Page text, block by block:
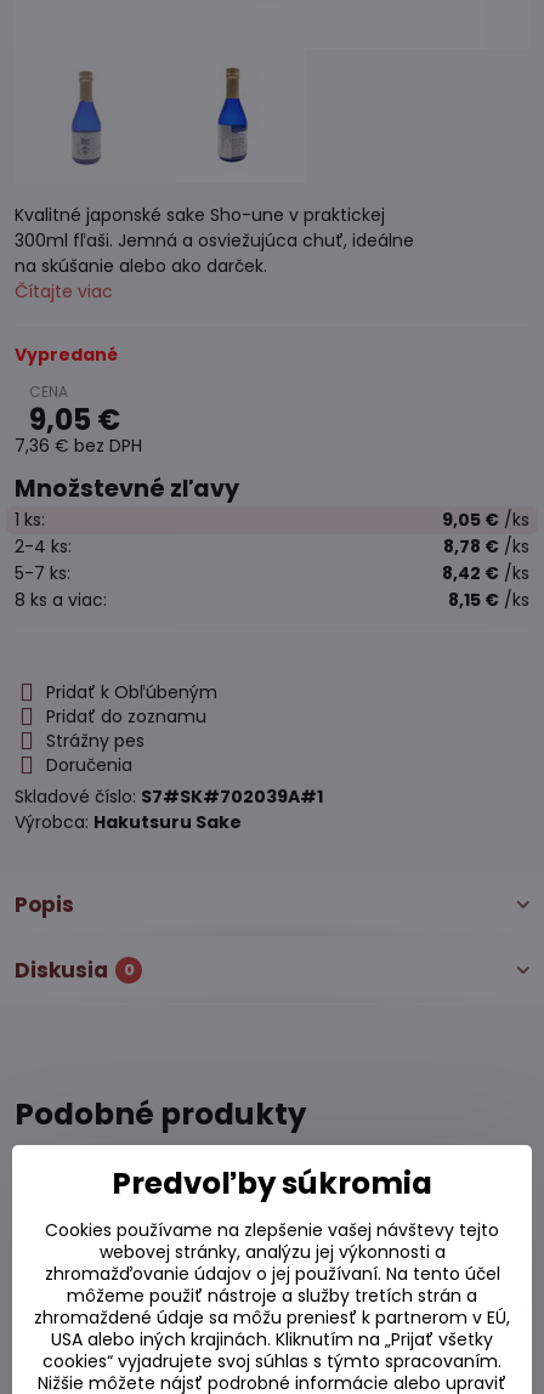
Kvalitné japonské sake Sho-une v praktickej
300ml fľaši. Jemná a osviežujúca chuť, ideálne
na skúšanie alebo ako darček.
Čítajte viac
Vypredané
9,05 €
7,36 € bez DPH
Množstevné zľavy
1 ks: 9,05 € /ks
2-4 ks: 8,78 € /ks
5-7 ks: 8,42 € /ks
8 ks a viac: 8,15 € /ks
Pridať k Obľúbeným
Pridať do zoznamu
Strážny pes
Doručenia
Skladové číslo: S7#SK#702039A#1
Výrobca: Hakutsuru Sake
Popis
Diskusia 0
Podobné produkty
Víno ryžové kórejské gaštan Makgeoli
750ml
Skladom
3,20 € Do košíka
Destilát ženšenový 375ml
Predvoľby súkromia
Cookies používame na zlepšenie vašej návštevy tejto
webovej stránky, analýzu jej výkonnosti a
zhromažďovanie údajov o jej používaní. Na tento účel
môžeme použiť nástroje a služby tretích strán a
zhromaždené údaje sa môžu preniesť k partnerom v EÚ,
USA alebo iných krajinách. Kliknutím na „Prijať všetky
cookies“ vyjadrujete svoj súhlas s týmto spracovaním.
Nižšie môžete nájsť podrobné informácie alebo upraviť